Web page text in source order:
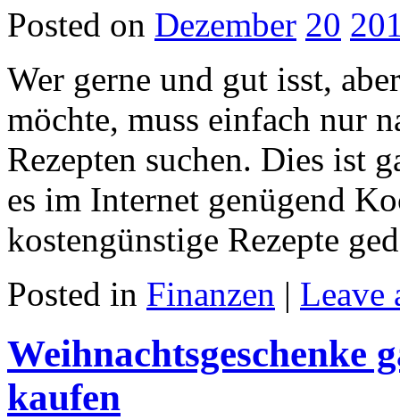
Posted on Dezember 20
Wer gerne und gut isst,
möchte, muss einfach nur
Rezepten suchen. Dies ist
es im Internet genügend
kostengünstige Rezepte
Posted in Finanzen | Leave
Weihnachtsgeschenke
kaufen